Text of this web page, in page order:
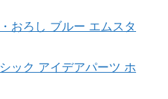
おろし ブルー エムスタ
ック アイデアパーツ ホ